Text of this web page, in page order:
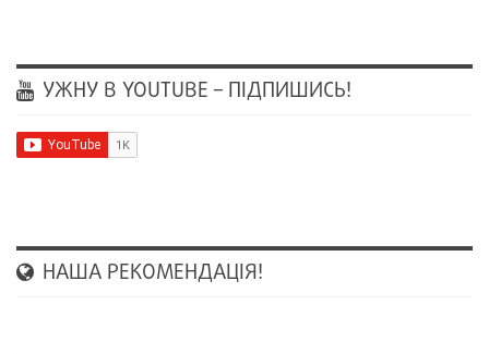
УЖНУ В YOUTUBE – ПІДПИШИСЬ!
НАША РЕКОМЕНДАЦІЯ!